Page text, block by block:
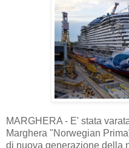
MARGHERA - E' stata
Marghera "Norwegian
di nuova generazione della